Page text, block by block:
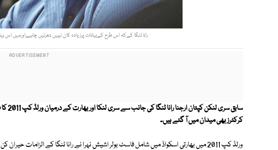
رانا ٹنگا کےکہ اس طرح کےبیانات پرزیادہ کان نہیں دھرنیں چاہیےاورمیں اس
سابق
کرکٹرز بھی میدان میں آ گئے ہیں۔
ورلڈ کپ 2011 میں بھارتی اسکواڈ میں شامل فاسٹ بولر اشیش نہرا نے رانا ٹنگا کے الزامات